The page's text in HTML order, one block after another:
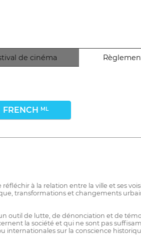
de cinéma
FRENCH ML
à la relation entre la ville et ses
transformations et changements
outil de lutte, de dénonciation et de
la société et qui ne sont pas
sur la conscience